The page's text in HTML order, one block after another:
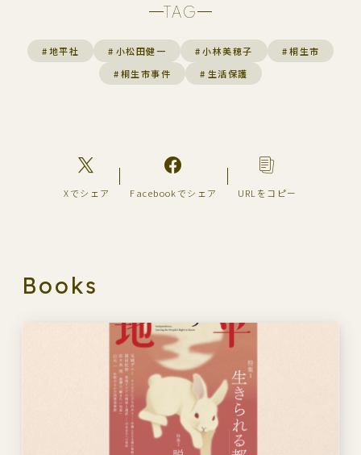
TAG
#地平社 # 小松田健一 # 小林美穂子 #桐生市
#桐生市事件 # 生活保護
Xでシェア Facebookでシェア URLをコピー
Books